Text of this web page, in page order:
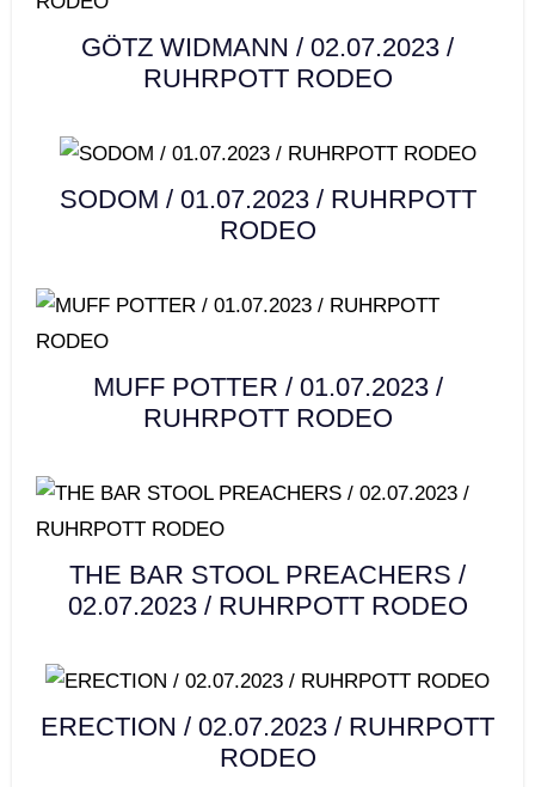
GÖTZ WIDMANN / 02.07.2023 /
RUHRPOTT RODEO
SODOM / 01.07.2023 / RUHRPOTT
RODEO
MUFF POTTER / 01.07.2023 /
RUHRPOTT RODEO
THE BAR STOOL PREACHERS /
02.07.2023 / RUHRPOTT RODEO
ERECTION / 02.07.2023 / RUHRPOTT
RODEO